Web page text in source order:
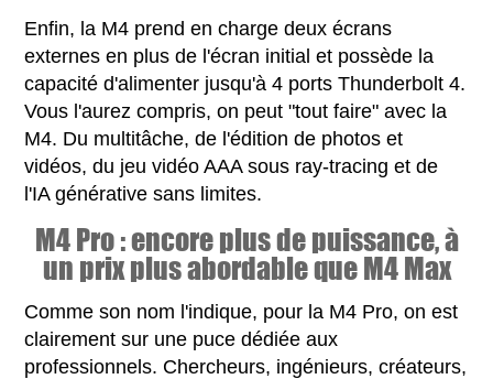
Enfin, la M4 prend en charge deux écrans
externes en plus de l'écran initial et possède la
capacité d'alimenter jusqu'à 4 ports Thunderbolt 4.
Vous l'aurez compris, on peut "tout faire" avec la
M4. Du multitâche, de l'édition de photos et
vidéos, du jeu vidéo AAA sous ray-tracing et de
l'IA générative sans limites.
M4 Pro : encore plus de puissance, à
un prix plus abordable que M4 Max
Comme son nom l'indique, pour la M4 Pro, on est
clairement sur une puce dédiée aux
professionnels. Chercheurs, ingénieurs, créateurs,